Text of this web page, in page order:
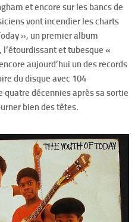
et encore sur les bancs de
vont incendier les charts
», un premier album
et tubesque «
aujourd’hui un des records
du disque avec 104
quatre décennies après sa sortie
bien des têtes.